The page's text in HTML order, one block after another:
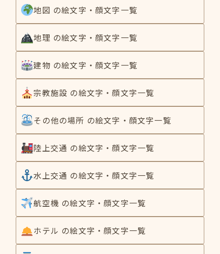
地図 の絵文字・顔文字一覧
地理 の絵文字・顔文字一覧
建物 の絵文字・顔文字一覧
宗教施設 の絵文字・顔文字一覧
その他の場所 の絵文字・顔文字一覧
陸上交通 の絵文字・顔文字一覧
水上交通 の絵文字・顔文字一覧
航空機 の絵文字・顔文字一覧
ホテル の絵文字・顔文字一覧